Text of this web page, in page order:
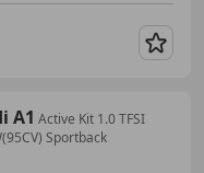
A1 Active Kit 1.0 TFSI
Sportback